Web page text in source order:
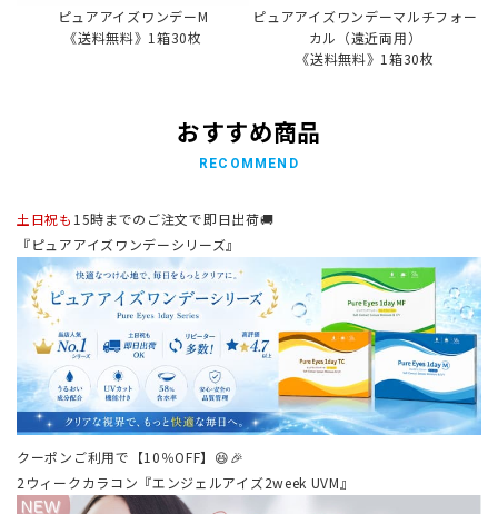
ピュアアイズワンデーM
《送料無料》1箱30枚
ピュアアイズワンデーマルチフォー
カル（遠近両用）
《送料無料》1箱30枚
おすすめ商品
RECOMMEND
土日祝も 15時までのご注文で即日出荷🚚
『ピュアアイズワンデーシリーズ』
クーポンご利用で【10％OFF】😆🎉
2ウィークカラコン『エンジェルアイズ2week UVM』